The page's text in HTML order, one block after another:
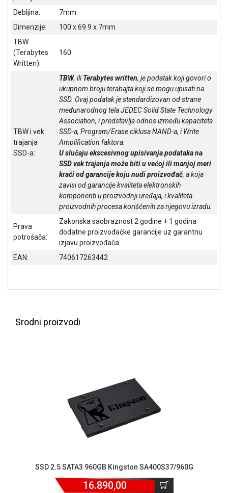
Podrška
Debljina:
7mm
Dimenzije:
100 x 69.9 x 7mm
TBW
(Terabytes
Written):
160
TBW i vek
trajanja
SSD-a:
TBW, iliTerabytes written, je podatak koji govori o
ukupnom broju terabajta koji se mogu upisati na
SSD. Ovaj podatak je standardizovan od strane
međunarodnog tela JEDEC Solid State Technology
Association, i predstavlja odnos između kapaciteta
SSD-a, Program/Erase ciklusa NAND-a, i Write
Amplification faktora.
U slučaju ekscesivnog upisivanja podataka na
SSD vek trajanja može biti u većoj ili manjoj meri
kraći od garancije koju nudi proizvođač, a koja
zavisi od garancije kvaliteta elektronskih
komponenti u proizvodnji uređaja, i kvaliteta
proizvodnih procesa korišćenih za njegovu izradu.
Prava
potrošača:
Zakonska saobraznost 2 godine + 1 godina
dodatne proizvođačke garancije uz garantnu
izjavu proizvođača
EAN:
740617263442
Srodni proizvodi
SSD 2.5 SATA3 960GB Kingston SA400S37/960G
16.890,00